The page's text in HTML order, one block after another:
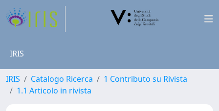
IRIS
IRIS Catalogo Ricerca
1 Contributo su Rivista
1.1 Articolo in rivista